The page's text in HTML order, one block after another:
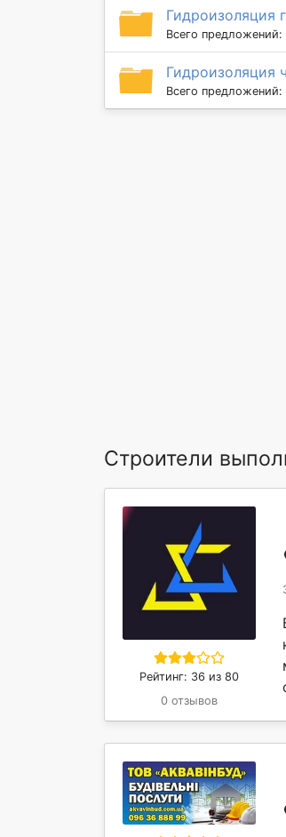
Гидроизоляция
Всего предложений:
Гидроизоляция
Всего предложений:
Строители
Рейтинг: 36 из 80
0 отзывов